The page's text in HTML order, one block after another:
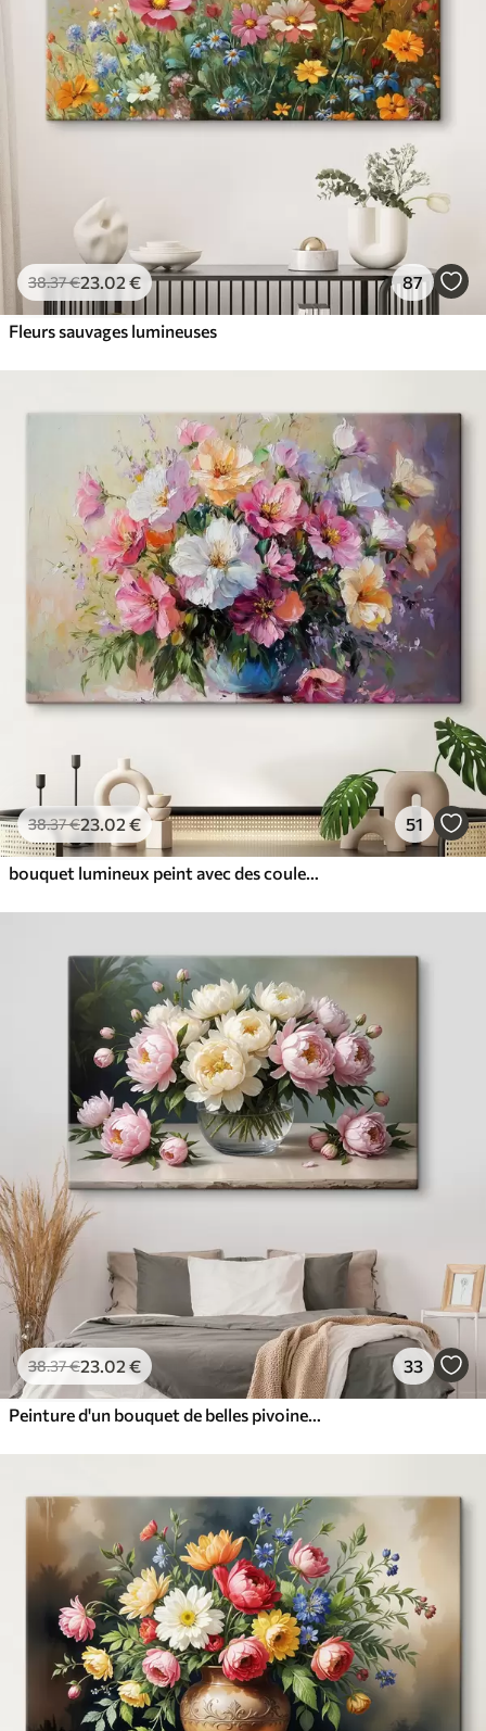
✓Résistant à la décoloration
✓Encre sûre et sans odeur
✓Surface type toile
✓Matériau écologique
38.37€23.02 € 87
Fleurs sauvages lumineuses
38.37€23.02 € 51
bouquet lumineux peint avec des couleurs
38.37€23.02 € 33
Peinture d'un bouquet de belles pivoines blanches et roses dans un vase en verre sur une table en bois